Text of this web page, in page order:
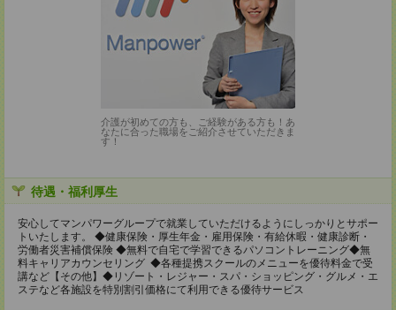
介護が初めての方も、ご経験がある方も！あ
なたに合った職場をご紹介させていただきま
す！
待遇・福利厚生
安心してマンパワーグループで就業していただけるようにしっかりとサポー
トいたします。 ◆健康保険・厚生年金・雇用保険・有給休暇・健康診断・
労働者災害補償保険 ◆無料で自宅で学習できるパソコントレーニング◆無
料キャリアカウンセリング ◆各種提携スクールのメニューを優待料金で受
講など【その他】◆リゾート・レジャー・スパ・ショッピング・グルメ・エ
ステなど各施設を特別割引価格にて利用できる優待サービス